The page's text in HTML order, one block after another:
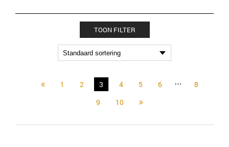
TOON FILTER
1 2 3 4 5 6 …
8
9
10